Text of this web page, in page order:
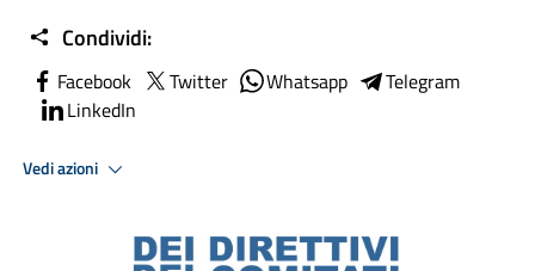
Condividi:
Facebook Twitter Whatsapp
Telegram
LinkedIn
Vedi azioni